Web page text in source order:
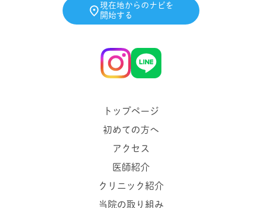
現在地からのナビを
開始する
トップページ
初めての方へ
アクセス
医師紹介
クリニック紹介
当院の取り組み